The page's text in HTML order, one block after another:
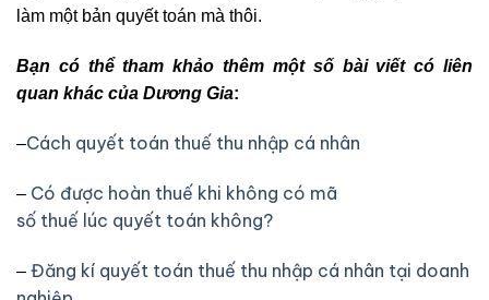
làm một bản quyết toán mà thôi.
Bạn có thể tham khảo thêm một số bài viết có liên
quan khác của Dương Gia:
–Cách quyết toán thuế thu nhập cá nhân
– Có được hoàn thuế khi không có mã
số thuế lúc quyết toán không?
– Đăng kí quyết toán thuế thu nhập cá nhân tại doanh